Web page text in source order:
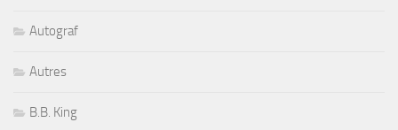
Autograf
Autres
B.B. King